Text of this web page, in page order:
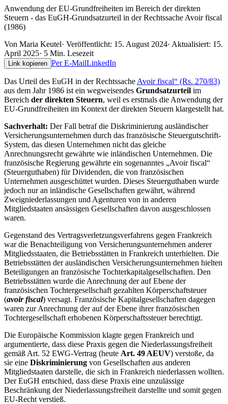
Anwendung der EU-Grundfreiheiten im Bereich der direkten
Steuern - das EuGH-Grundsatzurteil in der Rechtssache Avoir fiscal
(1986)
Von Maria Keutel· Veröffentlicht: 15. August 2024· Aktualisiert: 15.
April 2025· 5 Min. Lesezeit
Link kopieren Per E-MailLinkedIn
Das Urteil des EuGH in der Rechtssache Avoir fiscal“ (Rs. 270/83)
aus dem Jahr 1986 ist ein wegweisendes Grundsatzurteil im
Bereich der direkten Steuern, weil es erstmals die Anwendung der
EU-Grundfreiheiten im Kontext der direkten Steuern klargestellt hat.
Sachverhalt: Der Fall betraf die Diskriminierung ausländischer
Versicherungsunternehmen durch das französische Steuergutschrift-
System, das diesen Unternehmen nicht das gleiche
Anrechnungsrecht gewährte wie inländischen Unternehmen. Die
französische Regierung gewährte ein sogenanntes „Avoir fiscal“
(Steuerguthaben) für Dividenden, die von französischen
Unternehmen ausgeschüttet wurden. Dieses Steuerguthaben wurde
jedoch nur an inländische Gesellschaften gewährt, während
Zweigniederlassungen und Agenturen von in anderen
Mitgliedstaaten ansässigen Gesellschaften davon ausgeschlossen
waren.
Gegenstand des Vertragsverletzungsverfahrens gegen Frankreich
war die Benachteiligung von Versicherungsunternehmen anderer
Mitgliedsstaaten, die Betriebsstätten in Frankreich unterhielten. Die
Betriebsstätten der ausländischen Versicherungsunternehmen hielten
Beteiligungen an französische Tochterkapitalgesellschaften. Den
Betriebsstätten wurde die Anrechnung der auf Ebene der
französischen Tochtergesellschaft gezahlten Körperschaftsteuer
(avoir fiscal) versagt. Französische Kapitalgesellschaften dagegen
waren zur Anrechnung der auf der Ebene ihrer französischen
Tochtergesellschaft erhobenen Körperschaftssteuer berechtigt.
Die Europäische Kommission klagte gegen Frankreich und
argumentierte, dass diese Praxis gegen die Niederlassungsfreiheit
gemäß Art. 52 EWG-Vertrag (heute Art. 49 AEUV) verstoße, da
sie eine Diskriminierung von Gesellschaften aus anderen
Mitgliedstaaten darstelle, die sich in Frankreich niederlassen wollten.
Der EuGH entschied, dass diese Praxis eine unzulässige
Beschränkung der Niederlassungsfreiheit darstellte und somit gegen
EU-Recht verstieß.